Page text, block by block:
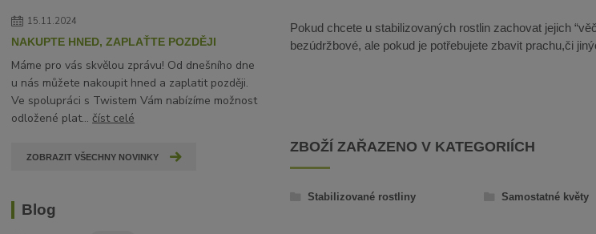
15.11.2024
NAKUPTE HNED, ZAPLAŤTE POZDĚJI
Máme pro vás skvělou zprávu! Od dnešního dne
u nás můžete nakoupit hned a zaplatit později.
Ve spolupráci s Twistem Vám nabízíme možnost
odložené plat...číst celé
ZOBRAZIT VŠECHNY NOVINKY
Blog
Pokud chcete u stabilizovaných rostlin zachovat jejich
bezúdržbové, ale pokud je potřebujete zbavit prachu,či
ZBOŽÍ ZAŘAZENO V KATEGORIÍCH
Stabilizované rostliny Samostatné květy